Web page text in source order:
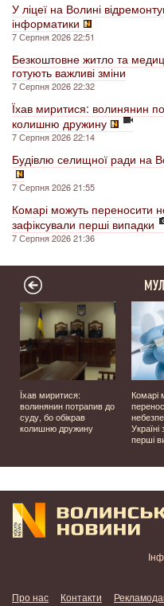
У ліцеї на Волині
інформатики
7 Серпня 2026 22:51
Безкоштовне житло та
готують важливі зміни
7 Серпня 2026 22:32
Їхав миритися: волинянин
колишню дружину
7 Серпня 2026 22:14
Будівлю селищної ради на
7 Серпня 2026 21:55
Комарі можуть переносити
зафіксували перші випадки
7 Серпня 2026 21:36
Їхав миритися:
волинянин потрапив до
суду, бо обікрав
колишню дружину
Комарі
перші
Про нас
Контакти